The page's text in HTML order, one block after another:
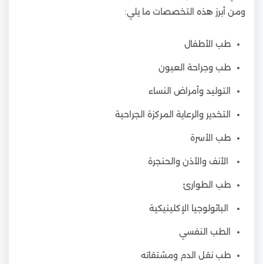
ومن أبرز هذه التخصصات ما يلي:
طب الأطفال
طب وجراحة العيون
التوليد وأمراض النساء
التخدير والرعاية المركزة الجراحية
طب الأسرة
الأنف والأذن والحنجرة
طب الطوارئ
الباثولوجيا الإكلينيكية
الطب النفسي
طب نقل الدم ومشتقاته